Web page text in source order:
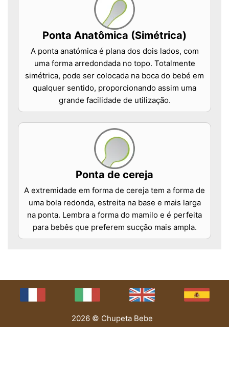
Ponta Anatômica (Simétrica)
A ponta anatómica é plana dos dois lados, com
uma forma arredondada no topo. Totalmente
simétrica, pode ser colocada na boca do bebé em
qualquer sentido, proporcionando assim uma
grande facilidade de utilização.
Ponta de cereja
A extremidade em forma de cereja tem a forma de
uma bola redonda, estreita na base e mais larga
na ponta. Lembra a forma do mamilo e é perfeita
para bebês que preferem sucção mais ampla.
2026 © Chupeta Bebe